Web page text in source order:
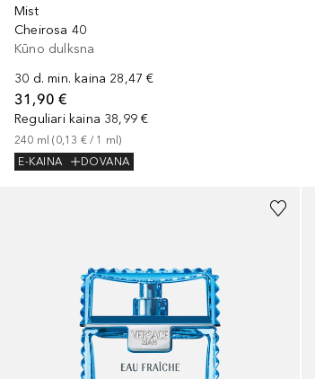
Mist
Cheirosa 40
Kūno dulksna
30 d. min. kaina 28,47 €
31,90 €
Reguliari kaina 38,99 €
240 ml (0,13 € / 1 ml)
E-KAINA
DOVANA